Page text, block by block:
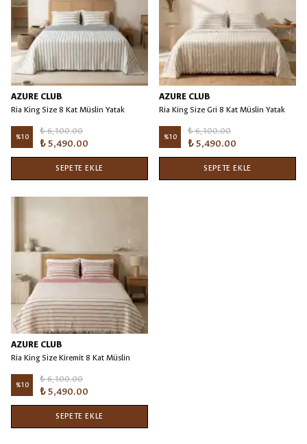
AZURE CLUB
Ria King Size 8 Kat Müslin Yatak
%10
₺ 6,100.00
₺ 5,490.00
SEPETE EKLE
AZURE CLUB
Ria King Size Gri 8 Kat Müslin Yatak
%10
₺ 6,100.00
₺ 5,490.00
SEPETE EKLE
AZURE CLUB
Ria King Size Kiremit 8 Kat Müslin
%10
₺ 6,100.00
₺ 5,490.00
SEPETE EKLE